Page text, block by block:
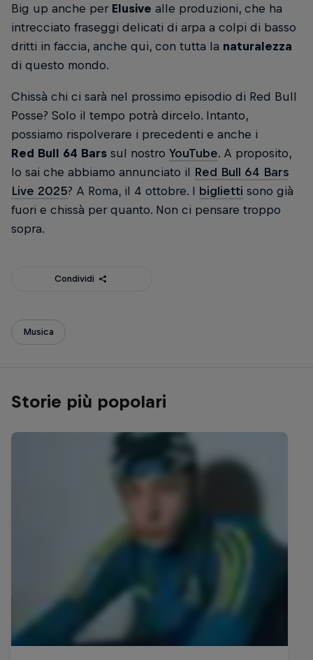
Big up anche per Elusive alle produzioni, che ha
intrecciato fraseggi delicati di arpa a colpi di basso
dritti in faccia, anche qui, con tutta la naturalezza
di questo mondo.
Chissà chi ci sarà nel prossimo episodio di Red Bull
Posse? Solo il tempo potrà dircelo. Intanto,
possiamo rispolverare i precedenti e anche i
Red Bull 64 Bars sul nostro YouTube. A proposito,
lo sai che abbiamo annunciato il Red Bull 64 Bars
Live 2025? A Roma, il 4 ottobre. I biglietti sono già
fuori e chissà per quanto. Non ci pensare troppo
sopra.
Condividi
Musica
Storie più popolari